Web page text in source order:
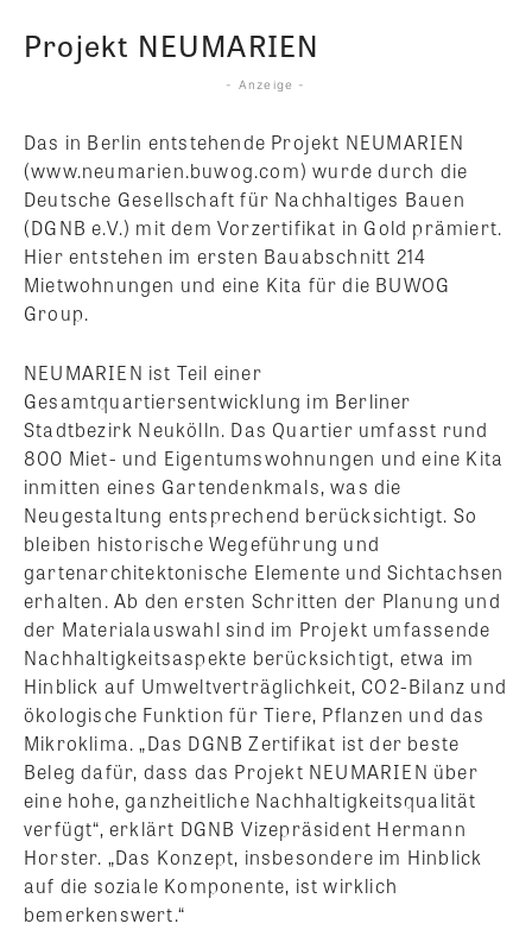
Projekt NEUMARIEN
- Anzeige -
Das in Berlin entstehende Projekt NEUMARIEN
(www.neumarien.buwog.com) wurde durch die
Deutsche Gesellschaft für Nachhaltiges Bauen
(DGNB e.V.) mit dem Vorzertifikat in Gold prämiert.
Hier entstehen im ersten Bauabschnitt 214
Mietwohnungen und eine Kita für die BUWOG
Group.
NEUMARIEN ist Teil einer
Gesamtquartiersentwicklung im Berliner
Stadtbezirk Neukölln. Das Quartier umfasst rund
800 Miet- und Eigentumswohnungen und eine Kita
inmitten eines Gartendenkmals, was die
Neugestaltung entsprechend berücksichtigt. So
bleiben historische Wegeführung und
gartenarchitektonische Elemente und Sichtachsen
erhalten. Ab den ersten Schritten der Planung und
der Materialauswahl sind im Projekt umfassende
Nachhaltigkeitsaspekte berücksichtigt, etwa im
Hinblick auf Umweltverträglichkeit, CO2-Bilanz und
ökologische Funktion für Tiere, Pflanzen und das
Mikroklima. „Das DGNB Zertifikat ist der beste
Beleg dafür, dass das Projekt NEUMARIEN über
eine hohe, ganzheitliche Nachhaltigkeitsqualität
verfügt“, erklärt DGNB Vizepräsident Hermann
Horster. „Das Konzept, insbesondere im Hinblick
auf die soziale Komponente, ist wirklich
bemerkenswert.“